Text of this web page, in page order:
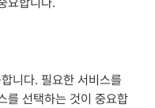
니다. 필요한 서비스를
를 선택하는 것이 중요합